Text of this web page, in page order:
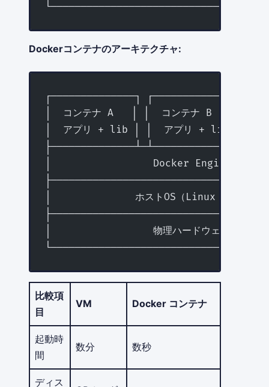
Dockerコンテナのアーキテクチャ:
┌──────────────┐ ┌──────────────┐
│  コンテナ A   │ │  コンテナ B   │ │
│  アプリ + lib │ │  アプリ + lib │ │
│                 Docker Engine
│              ホストOS（Linux カーネ
│                 物理ハードウェア
比較項
目
VM Docker コンテナ
起動時
間
数分 数秒
ディス